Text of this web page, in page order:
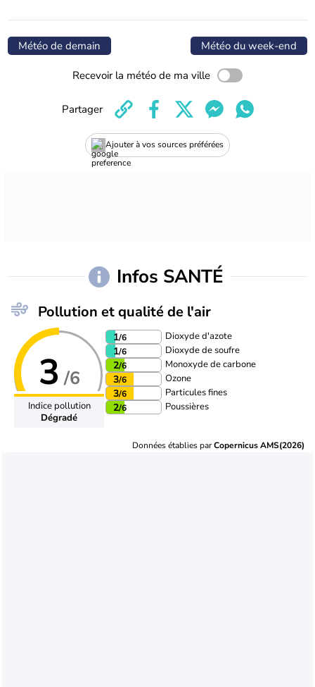
Météo de demain Météo du week-end
Recevoir la météo de ma ville
Ajouter à vos sources préférées
Partager
Infos SANTÉ
Pollution et qualité de l'air
3 /6
Indice pollution
Dégradé
1/6 Dioxyde d'azote
1/6 Dioxyde de soufre
2/6 Monoxyde de carbone
3/6 Ozone
3/6 Particules fines
2/6 Poussières
Données établies parCopernicus AMS(2026)